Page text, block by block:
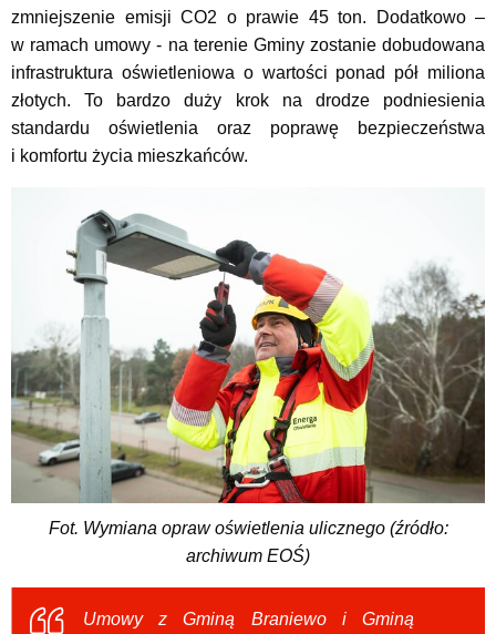
zmniejszenie emisji CO2 o prawie 45 ton. Dodatkowo –
w ramach umowy - na terenie Gminy zostanie dobudowana
infrastruktura oświetleniowa o wartości ponad pół miliona
złotych. To bardzo duży krok na drodze podniesienia
standardu oświetlenia oraz poprawę bezpieczeństwa
i komfortu życia mieszkańców.
Fot. Wymiana opraw oświetlenia ulicznego (źródło:
archiwum EOŚ)
Umowy z Gminą Braniewo i Gminą